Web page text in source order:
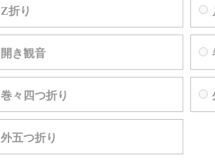
Z折り
開き観音
巻々四つ折り
外五つ折り